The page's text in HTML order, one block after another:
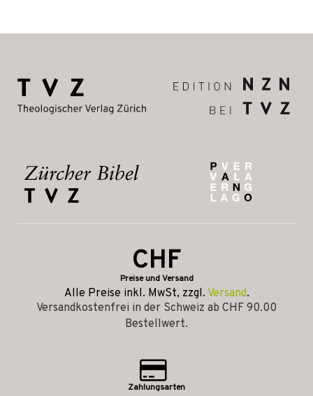
CHF
Preise und Versand
Alle Preise inkl. MwSt, zzgl. Versand.
Versandkostenfrei in der Schweiz ab CHF 90.00
Bestellwert.
Zahlungsarten